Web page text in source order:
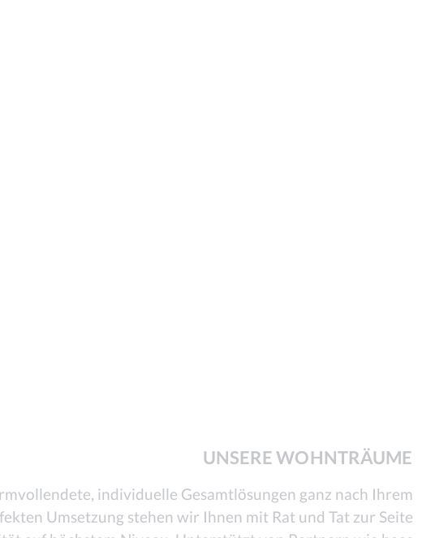
UNSERE WOHNTRÄUME
individuelle Gesamtlösungen ganz nach Ihrem
Umsetzung stehen wir Ihnen mit Rat und Tat zur Seite